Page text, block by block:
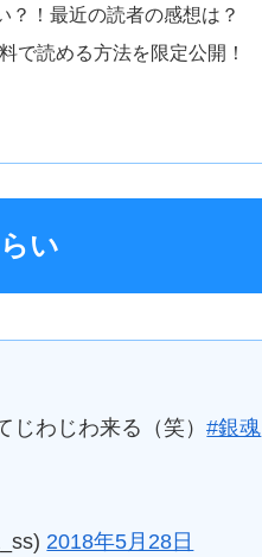
？！最近の読者の感想は？
で読める方法を限定公開！
い
じわじわ来る（笑）#銀魂
2018年5月28日